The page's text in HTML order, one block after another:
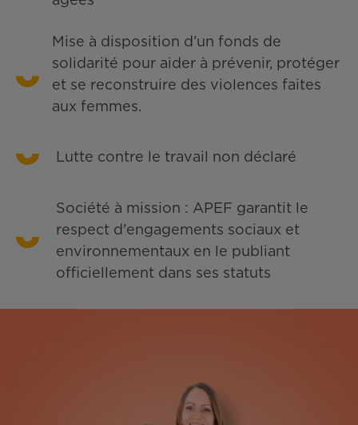
Mise à disposition d’un fonds de
solidarité pour aider à prévenir, protéger
et se reconstruire des violences faites
aux femmes.
Lutte contre le travail non déclaré
Société à mission : APEF garantit le
respect d'engagements sociaux et
environnementaux en le publiant
officiellement dans ses statuts